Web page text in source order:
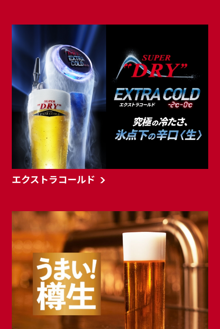
エクストラコールド